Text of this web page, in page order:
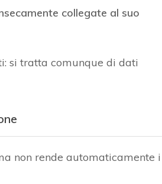
collegate al suo
si tratta comunque di dati
non rende automaticamente i